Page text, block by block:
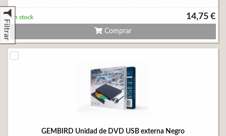
Filtrar
14,75 €
En stock
Comprar
GEMBIRD Unidad de DVD USB externa Negro